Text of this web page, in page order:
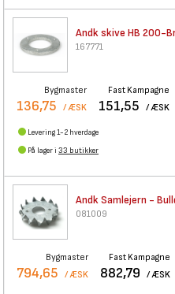
Andk skive HB 200-
167771
Bygmaster
136,75 / ÆSK
Fast Kampagne
151,55 / ÆSK
Levering 1-2 hverdage
På lager i 33 butikker
Andk Samlejern -
081009
Bygmaster
794,65 / ÆSK
Fast Kampagne
882,79 / ÆSK